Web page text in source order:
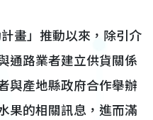
畫」推動以來，除引介
通路業者建立供貨關係
與產地縣政府合作舉辦
果的相關訊息，進而滿